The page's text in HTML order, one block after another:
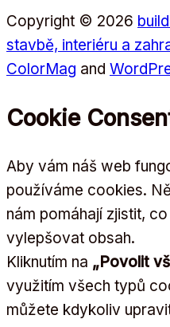
Copyright © 2026
stavbě, interiéru a
ColorMag and